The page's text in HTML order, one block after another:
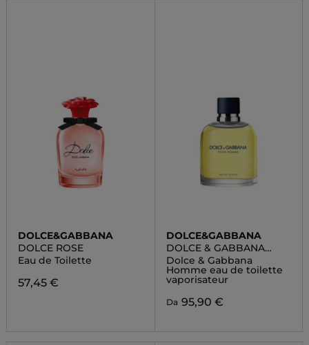
DOLCE&GABBANA
DOLCE ROSE
Eau de Toilette
57,45 €
DOLCE&GABBANA
DOLCE & GABBANA
HOMME
Dolce & Gabbana
Homme eau de toilette
vaporisateur
Da 95,90 €